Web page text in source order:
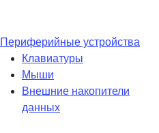
Периферийные устройства
Клавиатуры
Мыши
Внешние накопители
данных